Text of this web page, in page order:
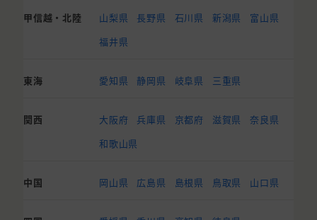
甲信越・北陸 山梨県 長野県 石川県 新潟県
富山県
福井県
東海 愛知県 静岡県 岐阜県 三重県
関西 大阪府 兵庫県 京都府 滋賀県
奈良県
和歌山県
中国 岡山県 広島県 島根県 鳥取県 山口県